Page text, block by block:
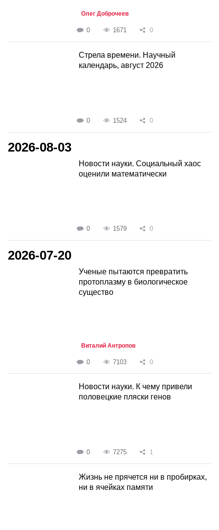
Олег Доброчеев
0 1671 0
Стрела времени. Научный
календарь, август 2026
0 1524 0
2026-08-03
Новости науки. Социальный хаос
оценили математически
0 1579 0
2026-07-20
Ученые пытаются превратить
протоплазму в биологическое
сущест­во
Виталий Антропов
0 7103 0
Новости науки. К чему привели
половецкие пляски генов
0 7275 1
Жизнь не прячется ни в пробирках,
ни в ячейках памяти